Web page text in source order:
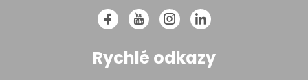
Rychlé odkazy